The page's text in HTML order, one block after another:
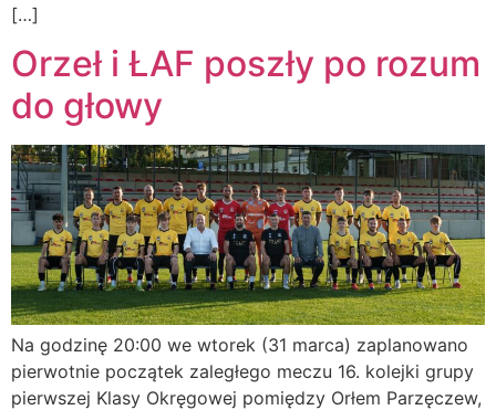
[…]
Orzeł i ŁAF poszły po rozum
do głowy
Na godzinę 20:00 we wtorek (31 marca) zaplanowano
pierwotnie początek zaległego meczu 16. kolejki grupy
pierwszej Klasy Okręgowej pomiędzy Orłem Parzęczew,